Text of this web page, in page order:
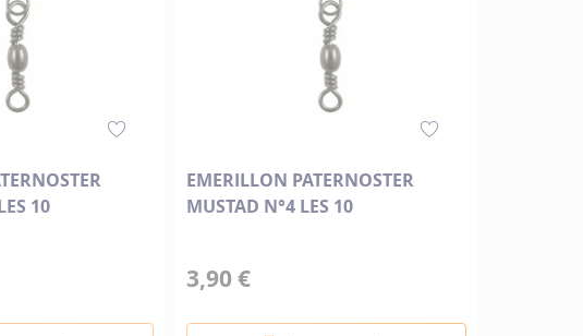
10
EMERILLON PATERNOSTER
MUSTAD N°4 LES 10
3,90 €